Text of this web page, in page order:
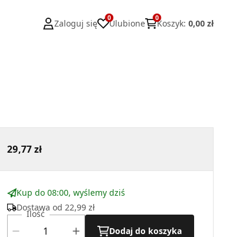
Zaloguj się
0
Ulubione
0
Koszyk: 0,00 zł
29,77 zł
Kup do 08:00, wyślemy dziś
Dostawa od 22,99 zł
Ilość
Dodaj do koszyka